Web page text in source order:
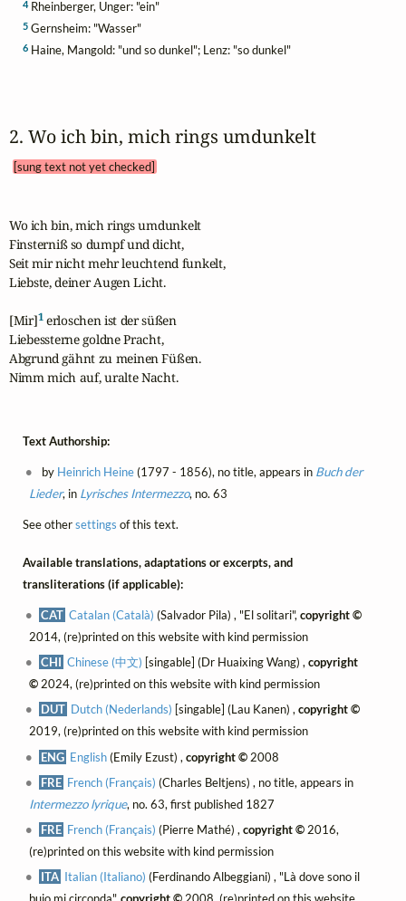
4Rheinberger, Unger: "ein"
5Gernsheim: "Wasser"
6Haine, Mangold: "und so dunkel"; Lenz: "so dunkel"
2. Wo ich bin, mich rings umdunkelt
[sung text not yet checked]
Wo ich bin, mich rings umdunkelt
Finsterniß so dumpf und dicht,
Seit mir nicht mehr leuchtend funkelt,
Liebste, deiner Augen Licht.
[Mir]1 erloschen ist der süßen
Liebessterne goldne Pracht,
Abgrund gähnt zu meinen Füßen.
Nimm mich auf, uralte Nacht.
Text Authorship:
by Heinrich Heine(1797 - 1856), no title, appears in Buch der
Lieder, in Lyrisches Intermezzo, no. 63
See othersettings of this text.
Available translations, adaptations or excerpts, and
transliterations (if applicable):
CAT Catalan (Català) (Salvador Pila) , "El solitari",copyright ©
2014, (re)printed on this website with kind permission
CHI Chinese (中文) [singable] (Dr Huaixing Wang) ,copyright
©2024, (re)printed on this website with kind permission
DUT Dutch (Nederlands) [singable] (Lau Kanen) ,copyright ©
2019, (re)printed on this website with kind permission
ENG English(Emily Ezust) ,copyright © 2008
FRE French (Français) (Charles Beltjens) , no title, appears in
Intermezzo lyrique, no. 63, first published 1827
FRE French (Français) (Pierre Mathé) ,copyright © 2016,
(re)printed on this website with kind permission
ITA Italian (Italiano) (Ferdinando Albeggiani) , "Là dove sono il
buio mi circonda", copyright ©2008, (re)printed on this website